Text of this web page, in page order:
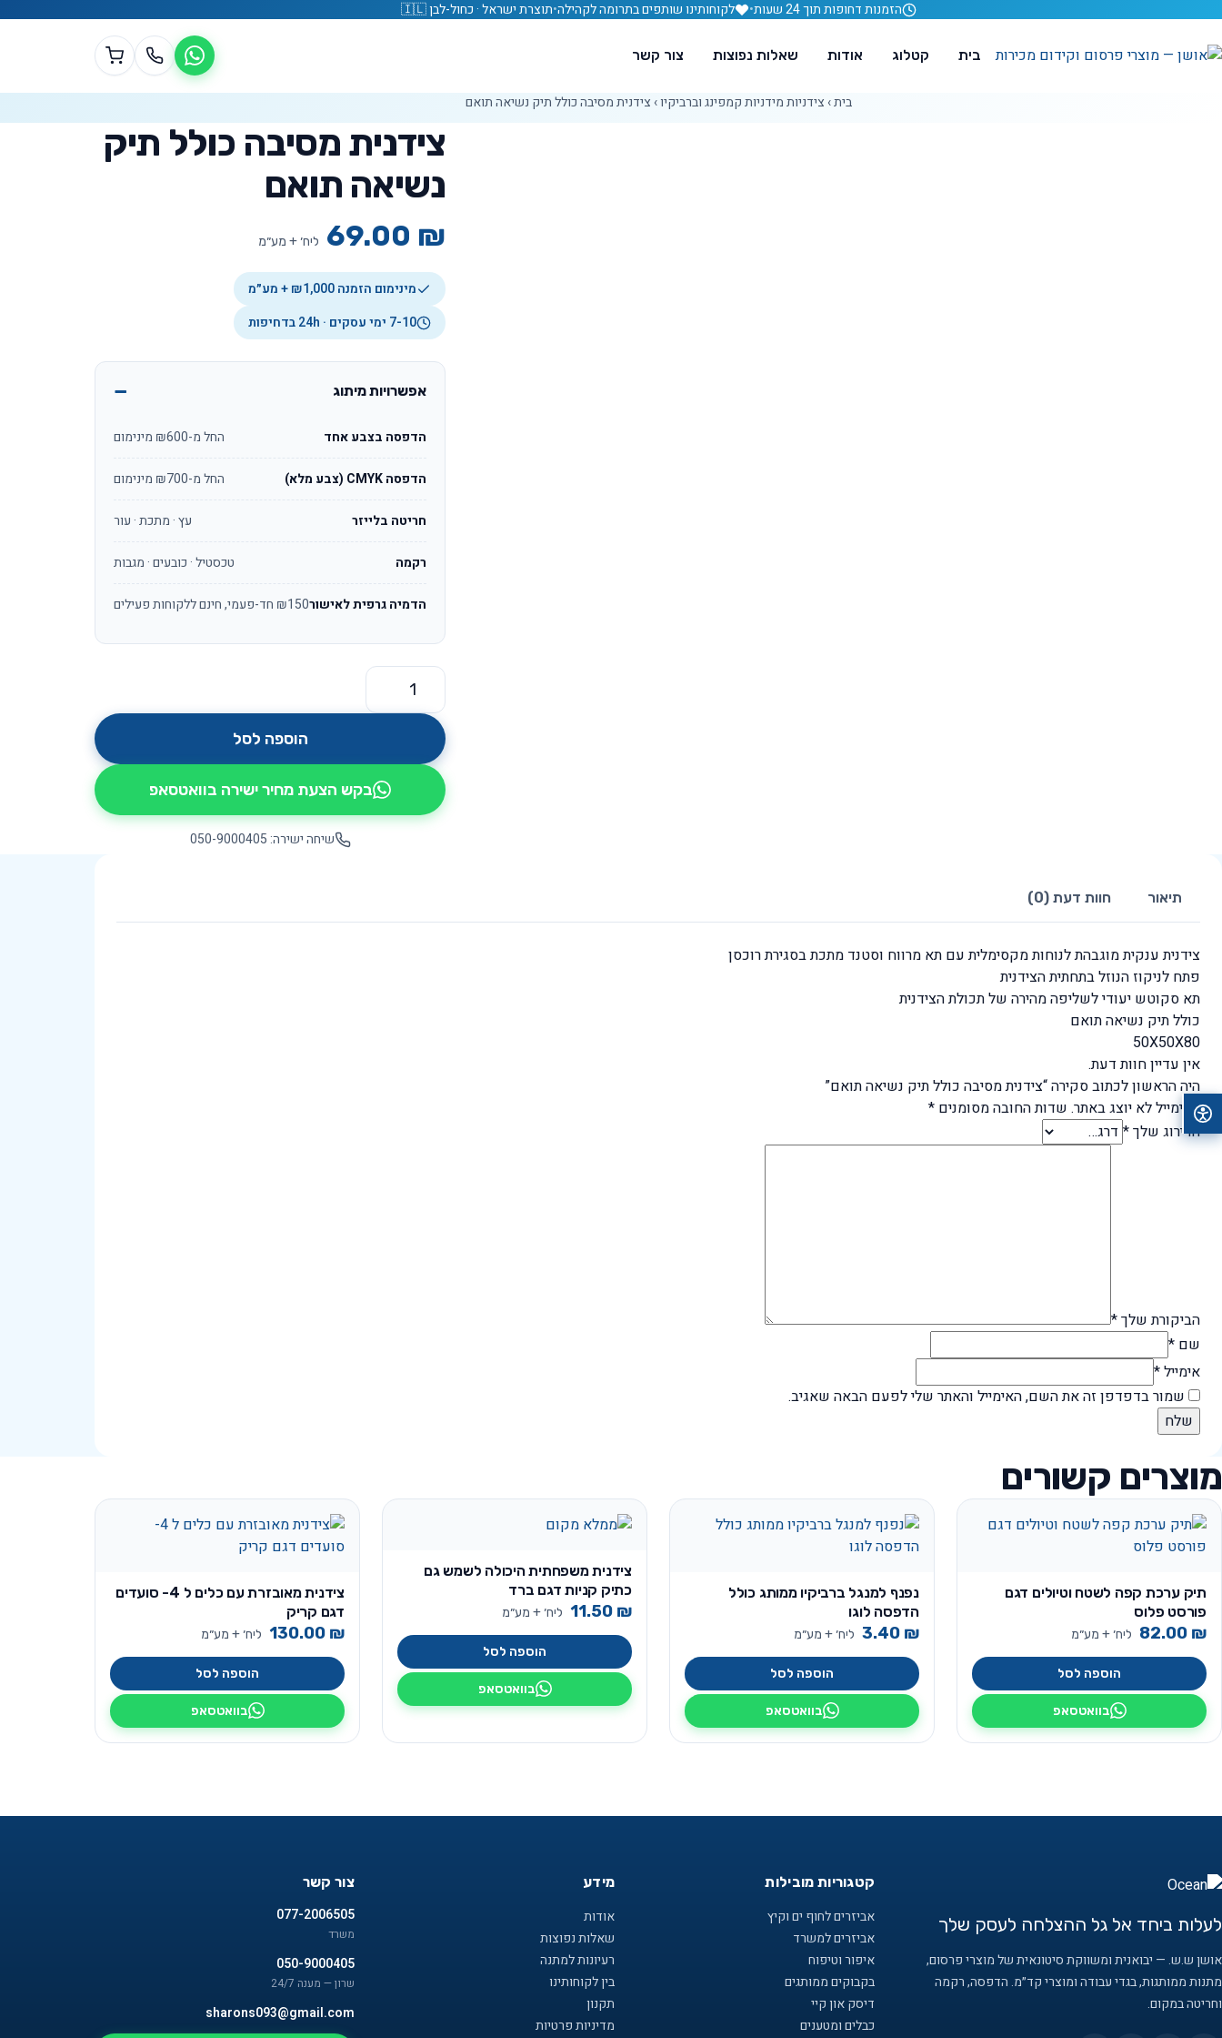
הזמנות דחופות תוך 24 שעות • לקוחותינו שותפים בתרומה לקהילה•תוצרת ישראל · כחול-לבן 🇮🇱
בית קטלוג אודות שאלות נפוצות צור קשר
בית› צידניות מידניות קמפינג וברביקיו› צידנית מסיבה כולל תיק נשיאה תואם
צידנית מסיבה כולל תיק
נשיאה תואם
69.00 ₪ ליח׳ + מע״מ
מינימום הזמנה ₪1,000 + מע״מ
7-10 ימי עסקים · 24h בדחיפות
אפשרויות מיתוג
הדפסה בצבע אחד החל מ-₪600 מינימום
הדפסה CMYK (צבע מלא) החל מ-₪700 מינימום
חריטה בלייזר עץ · מתכת · עור
רקמה טכסטיל · כובעים · מגבות
הדמיה גרפית לאישור₪150 חד-פעמי, חינם ללקוחות פעילים
כמות של צידנית מסיבה כולל תיק נשיאה תואם
הוספה לסל
בקש הצעת מחיר ישירה בוואטסאפ
שיחה ישירה: 050-9000405
תיאור חוות דעת (0)
צידנית ענקית מוגבהת לנוחות מקסימלית עם תא מרווח וסטנד מתכת בסגירת רוכסן
פתח לניקוז הנוזל בתחתית הצידנית
תא סקוטש יעודי לשליפה מהירה של תכולת הצידנית
כולל תיק נשיאה תואם
50X50X80
אין עדיין חוות דעת.
היה הראשון לכתוב סקירה “צידנית מסיבה כולל תיק נשיאה תואם”
האימייל לא יוצג באתר. שדות החובה מסומנים *
הדירוג שלך*
הביקורת שלך*
שם *
אימייל*
שמור בדפדפן זה את השם, האימייל והאתר שלי לפעם הבאה שאגיב.
מוצרים קשורים
תיק ערכת קפה לשטח וטיולים דגם
פורסט פלוס
82.00 ₪ ליח׳ + מע״מ
הוספה לסל
בוואטסאפ
נפנף למנגל ברביקיו ממותג כולל
הדפסה לוגו
3.40 ₪ ליח׳ + מע״מ
הוספה לסל
בוואטסאפ
צידנית משפחתית היכולה לשמש גם
כתיק קניות דגם ברד
11.50 ₪ ליח׳ + מע״מ
הוספה לסל
בוואטסאפ
צידנית מאובזרת עם כלים ל 4- סועדים
דגם קריק
130.00 ₪ ליח׳ + מע״מ
הוספה לסל
בוואטסאפ
לעלות ביחד אל גל ההצלחה לעסק שלך
אושן ש.ש. — יבואנית ומשווקת סיטונאית של מוצרי פרסום,
מתנות ממותגות, בגדי עבודה ומוצרי קד״מ. הדפסה, רקמה
וחריטה במקום.
קטגוריות מובילות
אביזרים לחוף ים וקיץ
אביזרים למשרד
איפור וטיפוח
בקבוקים ממותגים
דיסק און קיי
כבלים ומטענים
מידע
אודות
שאלות נפוצות
רעיונות למתנה
בין לקוחותינו
תקנון
מדיניות פרטיות
צור קשר
077-2006505
משרד
050-9000405
שרון — מענה 24/7
sharons093@gmail.com